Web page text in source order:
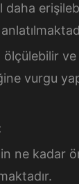
daha
ve
vurgu
ne kadar